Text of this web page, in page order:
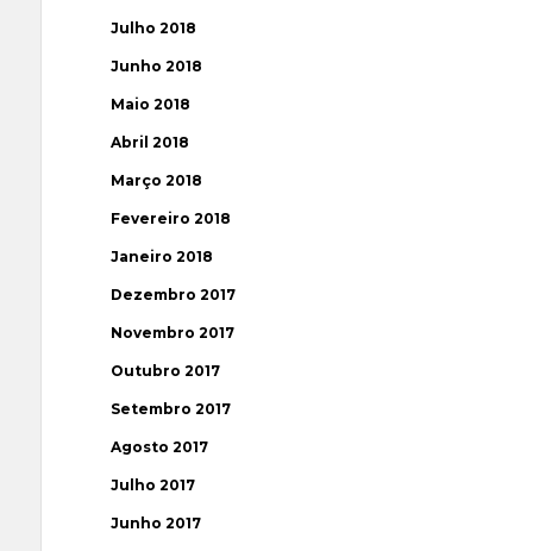
Julho 2018
Junho 2018
Maio 2018
Abril 2018
Março 2018
Fevereiro 2018
Janeiro 2018
Dezembro 2017
Novembro 2017
Outubro 2017
Setembro 2017
Agosto 2017
Julho 2017
Junho 2017